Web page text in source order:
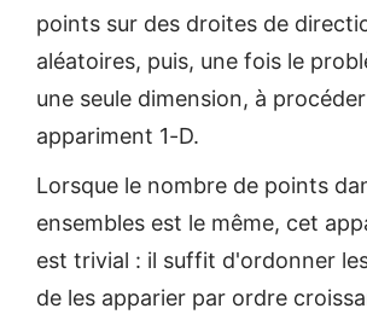
points sur des droites de
aléatoires, puis, une fois le
une seule dimension, à
appariment 1-D.
Lorsque le nombre de points
ensembles est le même, cet
est trivial : il suffit d'ordonner
de les apparier par ordre